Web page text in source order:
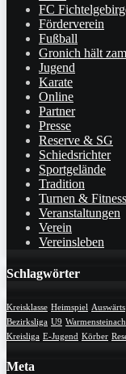
FC
Förderverein
Fußball
Gronich hält zam
Jugend
Karate
Online
Partner
Presse
Reserve & SG
Schiedsrichter
Sportgelände
Tradition
Turnen & Fitness
Veranstaltungen
Verein
Vereinsleben
Schlagwörter
Kreisklasse Heimspiel Auswärts
Bezirksliga U9 Warmensteinach
Kreisliga E-Jugend Körber
Meta